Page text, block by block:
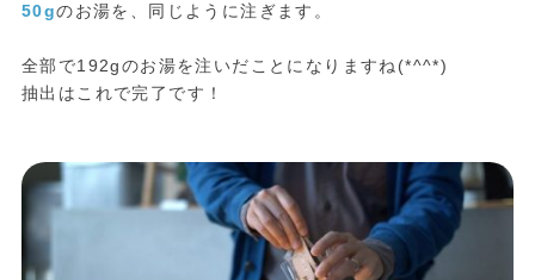
50gのお湯を、同じように注ぎます。
全部で192gのお湯を注いだことになりますね(*^^*)
抽出はこれで完了です！